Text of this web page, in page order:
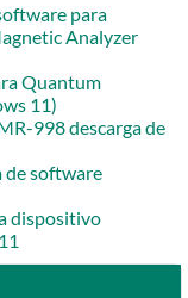
para
Analyzer
Quantum
11)
998 descarga de
de software
dispositivo